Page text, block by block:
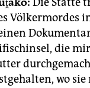
Völkermordes
die
wo